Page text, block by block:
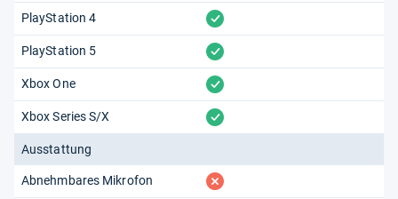
PlayStation 4 vorhanden
PlayStation 5 vorhanden
Xbox One vorhanden
Xbox Series S/X vorhanden
Ausstattung
Abnehmbares Mikrofon fehlt